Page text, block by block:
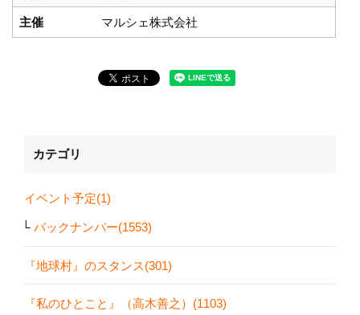
主催 マルシェ株式会社
カテゴリ
イベント予定(1)
バックナンバー(1553)
『地球村』のスタンス(301)
『私のひとこと』（高木善之）(1103)